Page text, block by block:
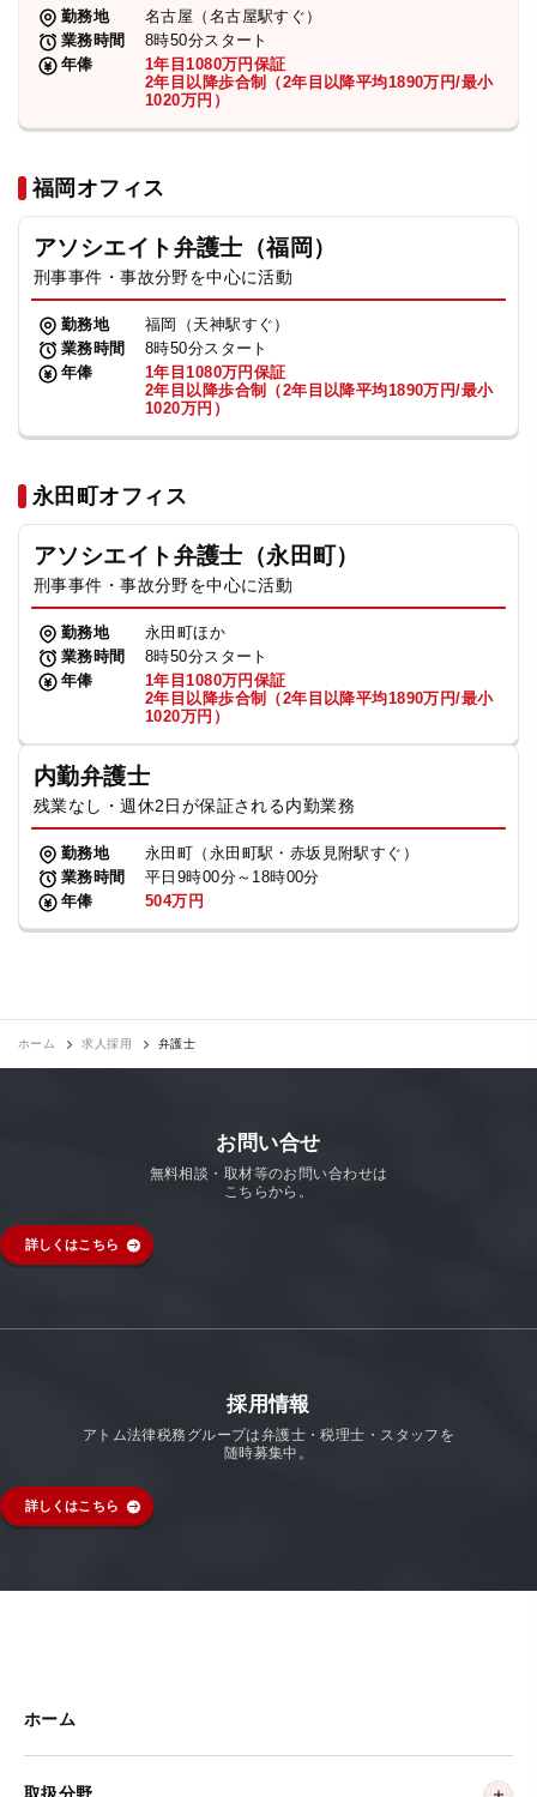
勤務地
名古屋（名古屋駅すぐ）
業務時間
8時50分スタート
年俸
1年目1080万円保証
2年目以降歩合制（2年目以降平均1890万円/最小
1020万円）
福岡オフィス
アソシエイト弁護士（福岡）
刑事事件・事故分野を中心に活動
勤務地
福岡（天神駅すぐ）
業務時間
8時50分スタート
年俸
1年目1080万円保証
2年目以降歩合制（2年目以降平均1890万円/最小
1020万円）
永田町オフィス
アソシエイト弁護士（永田町）
刑事事件・事故分野を中心に活動
勤務地
永田町ほか
業務時間
8時50分スタート
年俸
1年目1080万円保証
2年目以降歩合制（2年目以降平均1890万円/最小
1020万円）
内勤弁護士
残業なし・週休2日が保証される内勤業務
勤務地
永田町（永田町駅・赤坂見附駅すぐ）
業務時間
平日9時00分～18時00分
年俸
504万円
ホーム 求人採用 弁護士
お問い合せ
無料相談・取材等のお問い合わせは
こちらから。
詳しくはこちら
採用情報
アトム法律税務グループは弁護士・税理士・スタッフを
随時募集中。
詳しくはこちら
ホーム